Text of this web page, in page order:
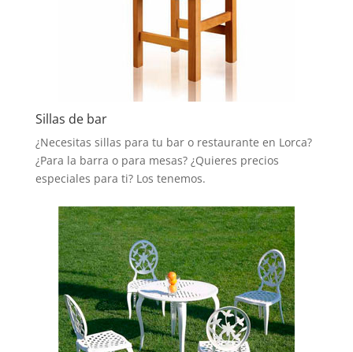
Sillas de bar
¿Necesitas sillas para tu bar o restaurante en Lorca?
¿Para la barra o para mesas? ¿Quieres precios
especiales para ti? Los tenemos.